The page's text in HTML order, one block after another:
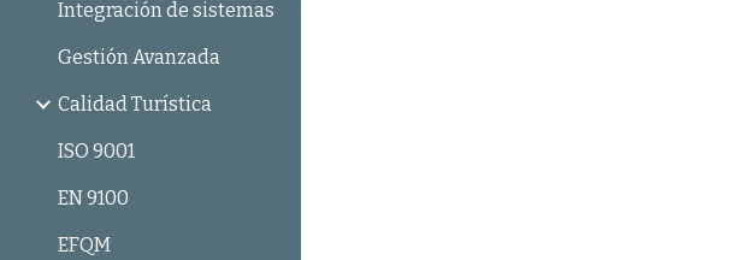
Integración de sistemas
Gestión Avanzada
Calidad Turística
ISO 9001
EN 9100
EFQM